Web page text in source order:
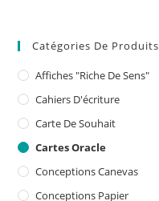
Catégories De Produits
Affiches "riche De Sens"
Cahiers D'écriture
Carte De Souhait
Cartes Oracle
Conceptions Canevas
Conceptions Papier